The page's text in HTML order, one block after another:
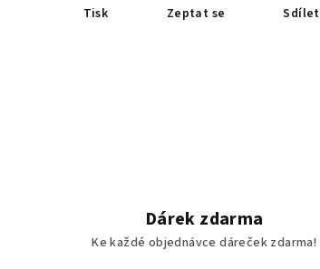
Tisk Zeptat se Sdílet
Dárek zdarma
Ke každé objednávce dáreček zdarma!